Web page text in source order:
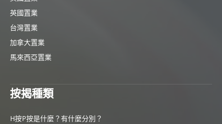
英國置業
台灣置業
加拿大置業
馬來西亞置業
按揭種類
H按P按是什麼？有什麼分別？